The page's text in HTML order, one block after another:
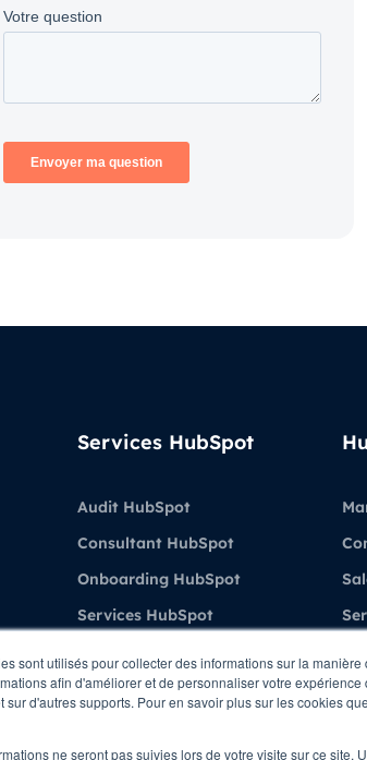
sont utilisés pour collecter des informations sur la
afin d'améliorer et de personnaliser votre
d'autres supports. Pour en savoir plus sur les cookies
ne seront pas suivies lors de votre visite sur ce site.
Services HubSpot
Audit HubSpot
Consultant HubSpot
Onboarding HubSpot
Services HubSpot
HubSpot